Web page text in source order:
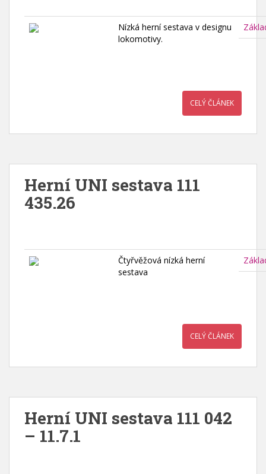
Nízká herní sestava v designu
lokomotivy.
CELÝ ČLÁNEK
Herní UNI sestava 111
435.26
Čtyřvěžová nízká herní
sestava
CELÝ ČLÁNEK
Herní UNI sestava 111 042
– 11.7.1